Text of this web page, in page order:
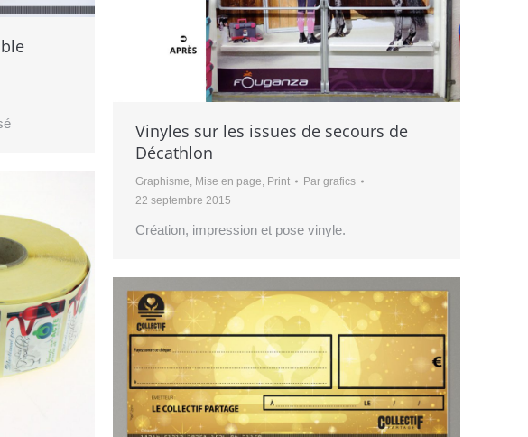
Vinyles sur les issues de secours de
Décathlon
Graphisme, Mise en page, Print Par grafics
22 septembre 2015
Création, impression et pose vinyle.